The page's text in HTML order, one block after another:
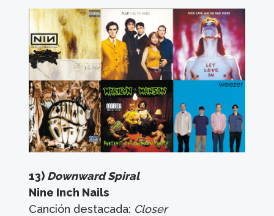
13) Downward Spiral
Nine Inch Nails
Canción destacada: Closer